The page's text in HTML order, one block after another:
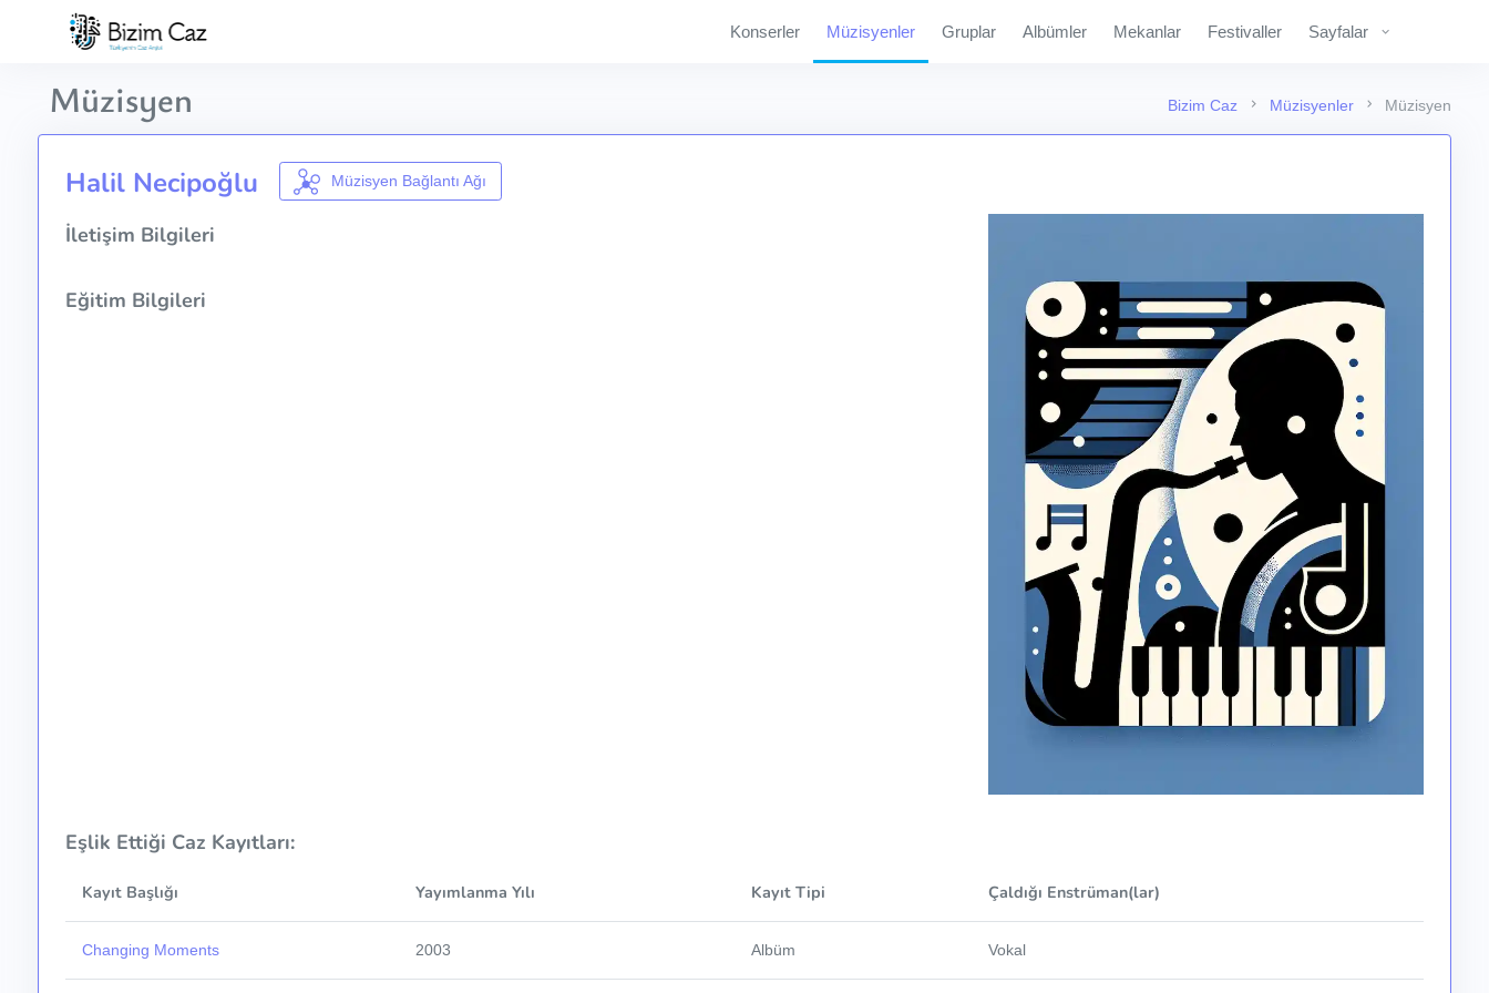
Konserler Müzisyenler Gruplar Albümler Mekanlar Festivaller Sayfalar
Bizim Caz Müzisyenler Müzisyen
Müzisyen
Halil Necipoğlu Müzisyen Bağlantı Ağı
İletişim Bilgileri
Eğitim Bilgileri
Eşlik Ettiği Caz Kayıtları:
Kayıt Başlığı Yayımlanma Yılı Kayıt Tipi Çaldığı Enstrüman(lar)
Changing Moments 2003 Albüm Vokal